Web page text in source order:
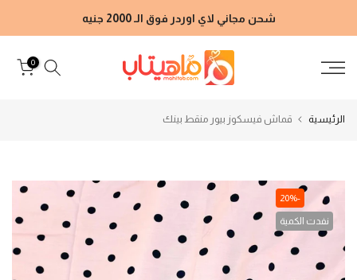
إلى
شحن مجاني لاي اوردر فوق الـ 2000 جنيه
0
الرئيسية قماش فيسكوز بيور منقط بينك
-20%
نفدت الكمية